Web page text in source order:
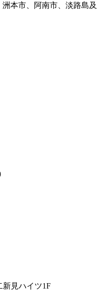
本市、阿南市、淡路島及
新見ハイツ1F